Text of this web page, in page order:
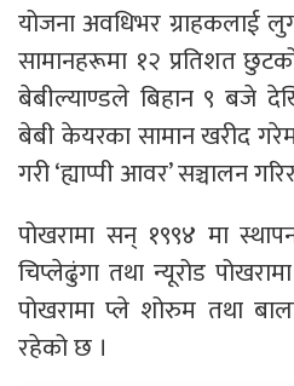
योजना अवधिभर ग्राहकलाई
सामानहरूमा १२ प्रतिशत
बेबील्याण्डले बिहान ९ बजे
बेबी केयरका सामान खरीद
गरी ‘ह्याप्पी आवर’ सञ्चालन
पोखरामा सन् १९९४ मा
चिप्लेढुंगा तथा न्यूरोड
पोखरामा प्ले शोरुम तथा
रहेको छ ।